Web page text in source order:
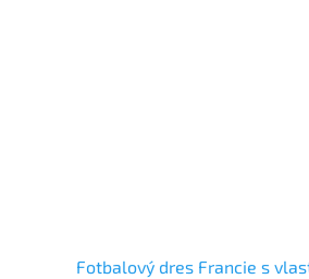
Fotbalový dres Francie s